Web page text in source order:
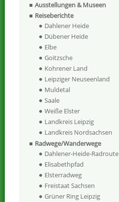
Ausstellungen & Museen
Reiseberichte
Dahlener Heide
Dübener Heide
Elbe
Goitzsche
Kohrener Land
Leipziger Neuseenland
Muldetal
Saale
Weiße Elster
Landkreis Leipzig
Landkreis Nordsachsen
Radwege/Wanderwege
Dahlener-Heide-Radroute
Elisabethpfad
Elsterradweg
Freistaat Sachsen
Grüner Ring Leipzig